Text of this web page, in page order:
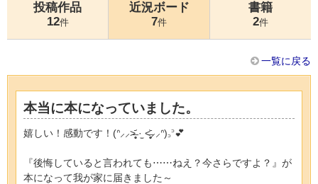
投稿作品
12件
近況ボード
7件
書籍
2件
一覧に戻る
本当に本になっていました。
嬉しい！感動です！(ᐢ⸝⸝>̶̥̥̥᷄ ·̫ <̶̥̥̥᷅⸝⸝ᐢ)꜆꜄💕
『後悔していると言われても⋯⋯ねえ？今さらですよ？』が
本になって我が家に届きました～